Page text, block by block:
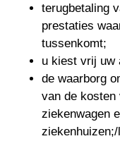
terugbetaling
prestaties
tussenkomt;
u kiest vrij uw
de waarborg
van de
ziekenwagen